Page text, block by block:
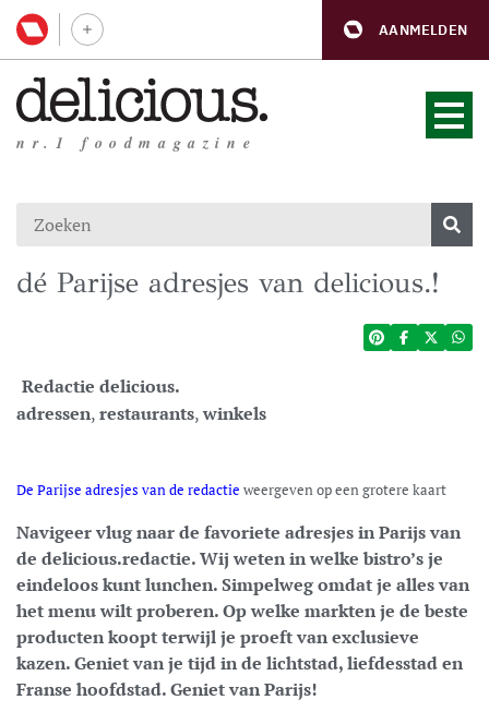
AANMELDEN
nr.1 foodmagazine
dé Parijse adresjes van delicious.!
Redactie delicious.
adressen,restaurants,winkels
De Parijse adresjes van de redactie weergeven op een grotere kaart
Navigeer vlug naar de favoriete adresjes in Parijs van
de delicious.redactie. Wij weten in welke bistro’s je
eindeloos kunt lunchen. Simpelweg omdat je alles van
het menu wilt proberen. Op welke markten je de beste
producten koopt terwijl je proeft van exclusieve
kazen. Geniet van je tijd in de lichtstad, liefdesstad en
Franse hoofdstad. Geniet van Parijs!